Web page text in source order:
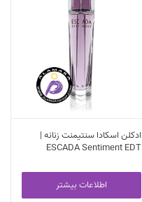
ادکلن اسکادا سنتیمنت زنانه |
ESCADA Sentiment EDT
اطلاعات بیشتر